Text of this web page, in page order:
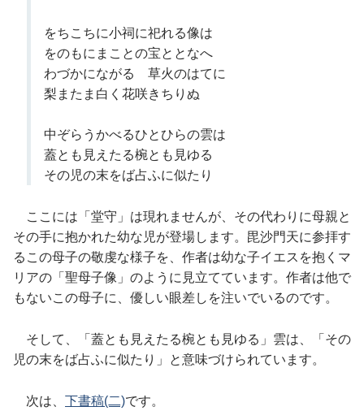
をちこちに小祠に祀れる像は
をのもにまことの宝ととなへ
わづかにながるゝ草火のはてに
梨またま白く花咲きちりぬ
中ぞらうかべるひとひらの雲は
蓋とも見えたる椀とも見ゆる
その児の末をば占ふに似たり
ここには「堂守」は現れませんが、その代わりに母親と
その手に抱かれた幼な児が登場します。毘沙門天に参拝す
るこの母子の敬虔な様子を、作者は幼な子イエスを抱くマ
リアの「聖母子像」のように見立てています。作者は他で
もないこの母子に、優しい眼差しを注いでいるのです。
そして、「蓋とも見えたる椀とも見ゆる」雲は、「その
児の末をば占ふに似たり」と意味づけられています。
次は、 下書稿(二)です。